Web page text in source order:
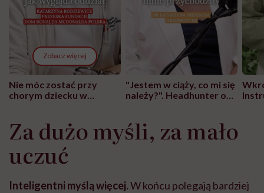
Zobacz więcej
Nie móc zostać przy
chorym dziecku w
może chyba tylko
głupota i brak
"Jestem w ciąży, co mi się
należy?". Headhunter o
pracy
Za dużo myśli, za mało
uczuć
Inteligentni myślą więcej.W końcu polegają bardziej